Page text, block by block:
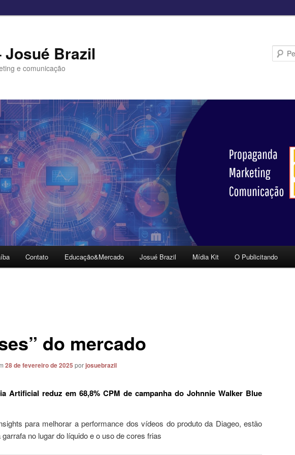
Josué Brazil
e comunicação
Contato Educação&Mercado Josué Brazil Mídia Kit O Publicitando
do mercado
28 de fevereiro de 2025 porjosuebrazil
Artificial reduz em 68,8% CPM de campanha do Johnnie Walker Blue
para melhorar a performance dos vídeos do produto da Diageo, estão
no lugar do líquido e o uso de cores frias